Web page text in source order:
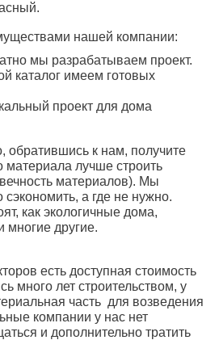
нашей компании:
мы разрабатываем проект.
каталог имеем готовых
проект для дома
обратившись к нам, получите
материала лучше строить
материалов). Мы
а где не нужно.
как экологичные дома,
многие другие.
есть доступная стоимость
много лет строительством, у
часть для возведения
компании у нас нет
и дополнительно тратить